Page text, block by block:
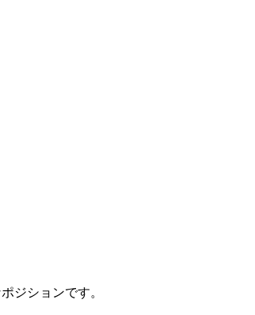
ジションです。